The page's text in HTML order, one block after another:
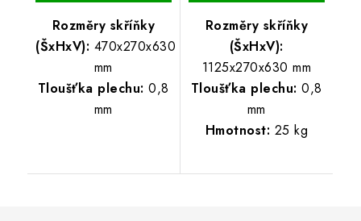
Rozměry skříňky
(ŠxHxV): 470x270x630
mm
Tloušťka plechu: 0,8
mm
Rozměry skříňky
(ŠxHxV):
1125x270x630 mm
Tloušťka plechu: 0,8
mm
Hmotnost: 25 kg